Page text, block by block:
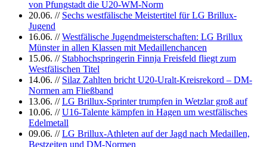
von Pfungstadt die U20-WM-Norm
20.06. // Sechs westfälische Meistertitel für LG Brillux-
Jugend
16.06. //Westfälische Jugendmeisterschaften: LG Brillux
Münster in allen Klassen mit Medaillenchancen
15.06. // Stabhochspringerin Finnja Freisfeld fliegt zum
Westfälischen Titel
14.06. // Silaz Zahlten bricht U20-Uralt-Kreisrekord – DM-
Normen am Fließband
13.06. //LG Brillux-Sprinter trumpfen in Wetzlar groß auf
10.06. //U16-Talente kämpfen in Hagen um westfälisches
Edelmetall
09.06. //LG Brillux-Athleten auf der Jagd nach Medaillen,
Bestzeiten und DM-Normen